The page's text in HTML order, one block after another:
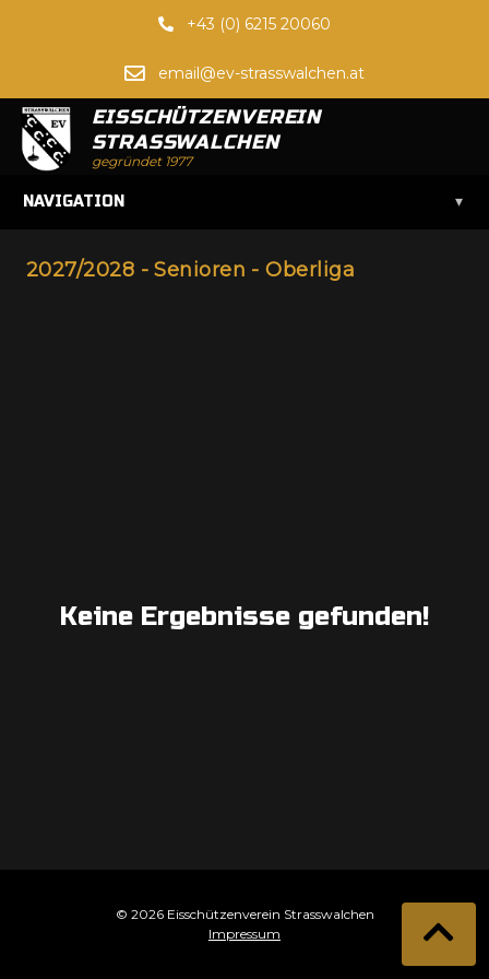
+43 (0) 6215 20060
email@ev-strasswalchen.at
EISSCHÜTZENVEREIN
STRASSWALCHEN
gegründet 1977
NAVIGATION ▾
2027/2028 - Senioren - Oberliga
Keine Ergebnisse gefunden!
© 2026 Eisschützenverein Strasswalchen
Impressum